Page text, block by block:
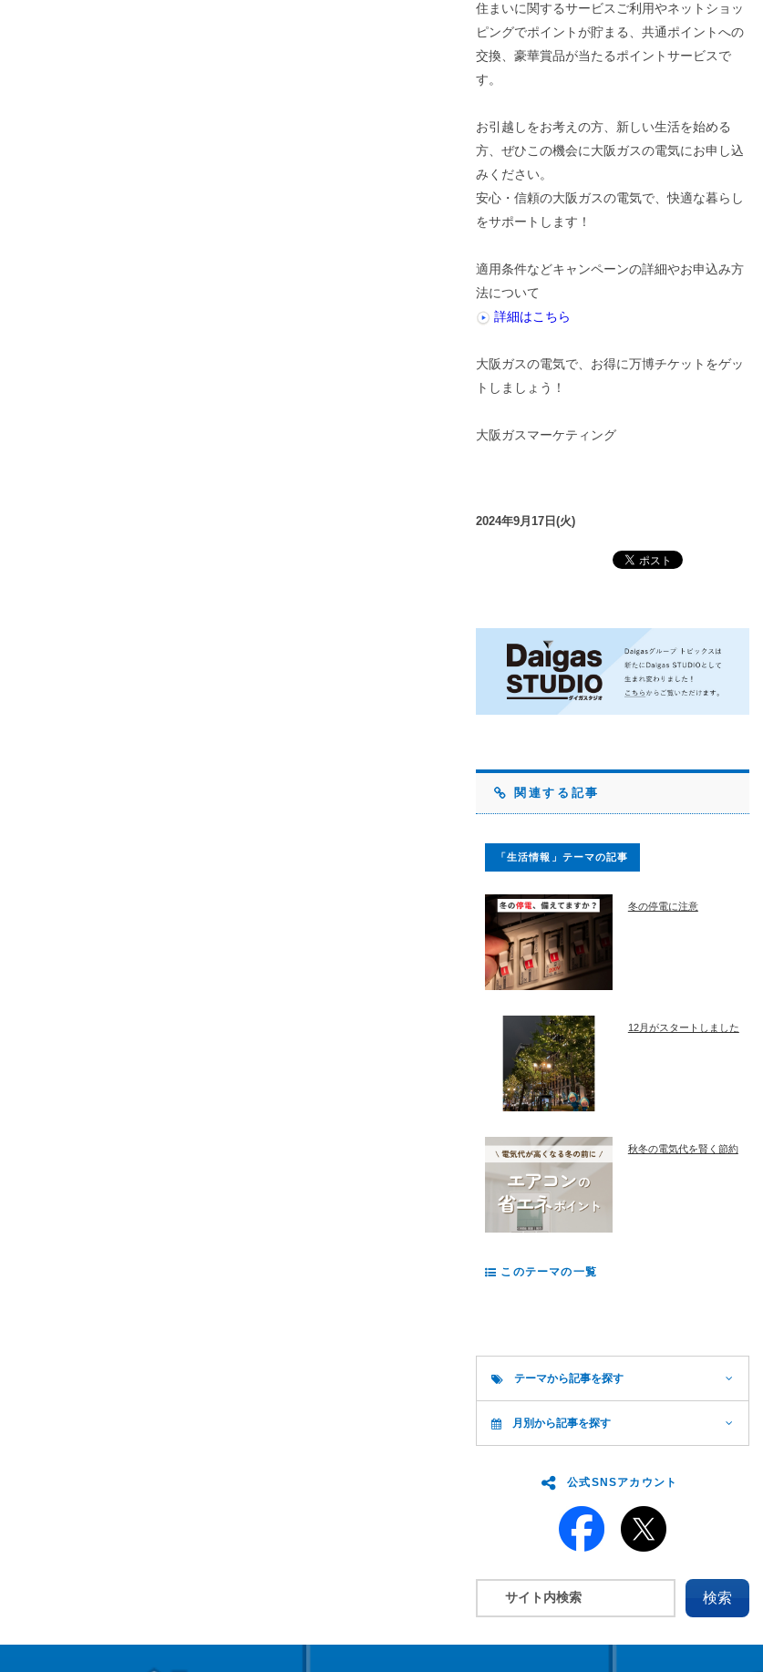
住まいに関するサービスご利用やネットショッ
ピングでポイントが貯まる、共通ポイントへの
交換、豪華賞品が当たるポイントサービスで
す。
お引越しをお考えの方、新しい生活を始める
方、ぜひこの機会に大阪ガスの電気にお申し込
みください。
安心・信頼の大阪ガスの電気で、快適な暮らし
をサポートします！
適用条件などキャンペーンの詳細やお申込み方
法について
詳細はこちら
大阪ガスの電気で、お得に万博チケットをゲッ
トしましょう！
大阪ガスマーケティング
2024年9月17日(火)
関連する記事
「生活情報」テーマの記事
冬の停電に注意
12月がスタートしました
秋冬の電気代を賢く節約
このテーマの一覧
テーマから記事を探す
月別から記事を探す
公式SNSアカウント